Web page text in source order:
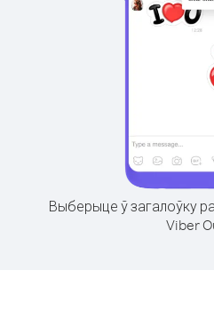
Выберыце ў загалоўку
Viber